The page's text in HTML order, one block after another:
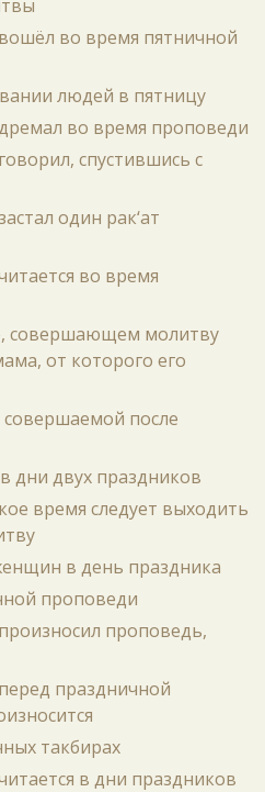
во время пятничной
людей в пятницу
во время проповеди
спустившись с
один рак‘ат
во время
совершающем молитву
от которого его
совершаемой после
дни двух праздников
время следует выходить
в день праздника
проповеди
проповедь,
праздничной
такбирах
в дни праздников